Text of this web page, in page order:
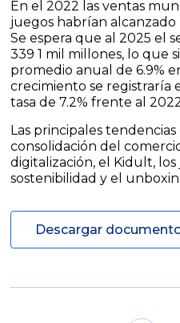
En el 2022 las ventas
juegos habrían alcanzado
Se espera que al 2025 el
339 1 mil millones, lo que
promedio anual de 6.9%
crecimiento se registraría
tasa de 7.2% frente al
Las principales
consolidación del
digitalización, el Kidult,
sostenibilidad y el
Descargar